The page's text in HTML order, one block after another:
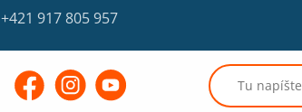
+421 917 805 957